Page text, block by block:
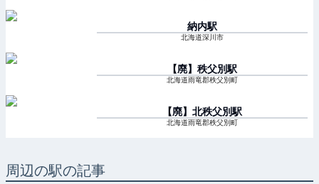
納内駅
北海道深川市
【廃】秩父別駅
北海道雨竜郡秩父別町
【廃】北秩父別駅
北海道雨竜郡秩父別町
周辺の駅の記事